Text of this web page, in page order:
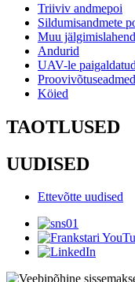
Triiviv andmepoi
Sildumisandmete
Muu
Andurid
UAV-le
Proovivõtuseadmed
Köied
TAOTLUSED
UUDISED
Ettevõtte uudised